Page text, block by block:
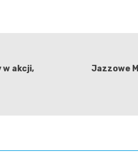
w akcji,
Jazzowe